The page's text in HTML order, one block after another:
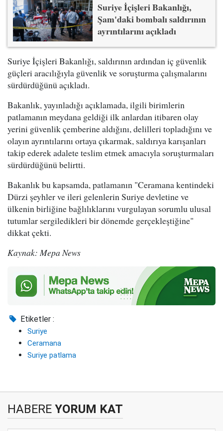
Suriye İçişleri Bakanlığı,
Şam'daki bombalı saldırının
ayrıntılarını açıkladı
Suriye İçişleri Bakanlığı, saldırının ardından iç güvenlik
güçleri aracılığıyla güvenlik ve soruşturma çalışmalarını
sürdürdüğünü açıkladı.
Bakanlık, yayınladığı açıklamada, ilgili birimlerin
patlamanın meydana geldiği ilk anlardan itibaren olay
yerini güvenlik çemberine aldığını, delilleri topladığını ve
olayın ayrıntılarını ortaya çıkarmak, saldırıya karışanları
takip ederek adalete teslim etmek amacıyla soruşturmaları
sürdürdüğünü belirtti.
Bakanlık bu kapsamda, patlamanın "Ceramana kentindeki
Dürzi şeyhler ve ileri gelenlerin Suriye devletine ve
ülkenin birliğine bağlılıklarını vurgulayan sorumlu ulusal
tutumlar sergiledikleri bir dönemde gerçekleştiğine"
dikkat çekti.
Kaynak: Mepa News
Etiketler :
Suriye
Ceramana
Suriye patlama
HABERE YORUM KAT